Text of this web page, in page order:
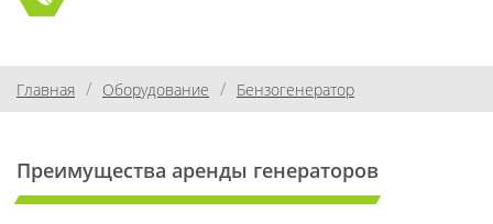
Главная / Оборудование / Бензогенератор
Преимущества аренды генераторов